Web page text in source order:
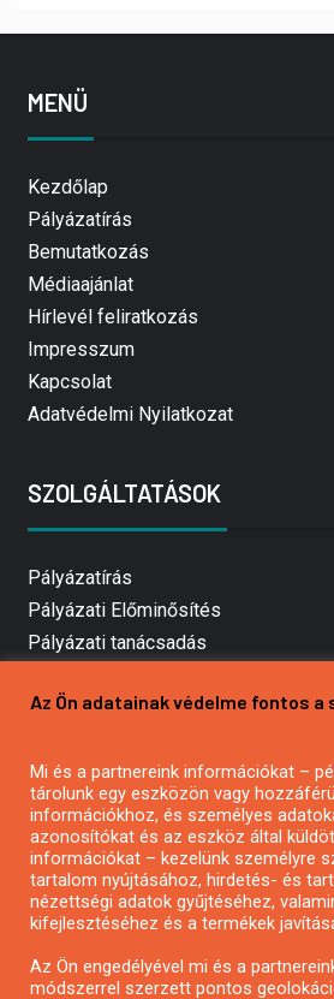
MENÜ
Kezdőlap
Pályázatírás
Bemutatkozás
Médiaajánlat
Hírlevél feliratkozás
Impresszum
Kapcsolat
Adatvédelmi Nyilatkozat
SZOLGÁLTATÁSOK
Pályázatírás
Pályázati Előminősítés
Pályázati tanácsadás
Mezőgazdasági pályázatírás
Pályázatírás civil szervezeteknek
Pályázatírás önkormányzatoknak
Pályázatfigyelés
Specifikus pályázatfigyelés vagy
Az Ön adatainak védelme fontos a
Mi és a partnereink információkat –
tárolunk egy eszközön vagy
információkhoz, és személyes
azonosítókat és az eszköz által
információkat – kezelünk személyre
tartalom nyújtásához, hirdetés- és
nézettségi adatok gyűjtéséhez,
kifejlesztéséhez és a termékek
Az Ön engedélyével mi és a
módszerrel szerzett pontos